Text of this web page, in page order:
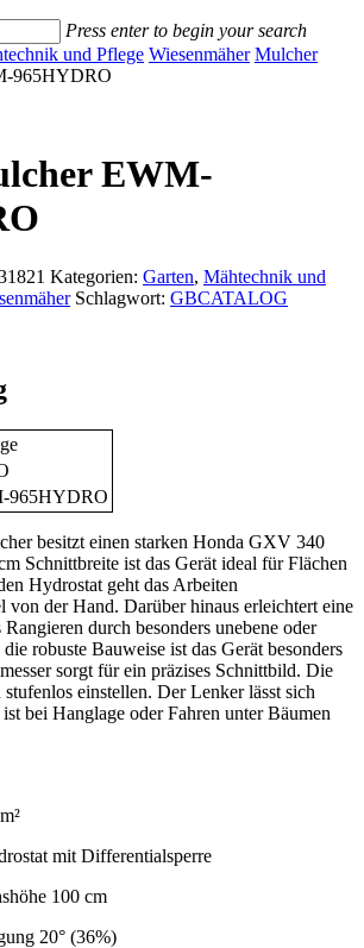
Press enter to begin your search
und Pflege Wiesenmäher Mulcher
965HYDRO
EWM-
Kategorien: Garten, Mähtechnik und
Schlagwort: GBCATALOG
965HYDRO
besitzt einen starken Honda GXV 340
Schnittbreite ist das Gerät ideal für Flächen
Hydrostat geht das Arbeiten
von der Hand. Darüber hinaus erleichtert eine
durch besonders unebene oder
robuste Bauweise ist das Gerät besonders
sorgt für ein präzises Schnittbild. Die
stufenlos einstellen. Der Lenker lässt sich
bei Hanglage oder Fahren unter Bäumen
mit Differentialsperre
100 cm
20° (36%)